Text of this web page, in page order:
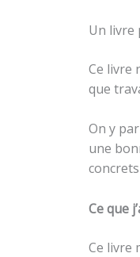
Un livre
Ce livre
que
On y
une
Ce que
Ce livre